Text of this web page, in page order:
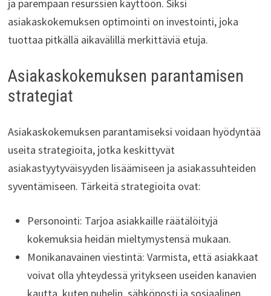
ja parempaan resurssien käyttöön. Siksi
asiakaskokemuksen optimointi on investointi, joka
tuottaa pitkällä aikavälillä merkittäviä etuja.
Asiakaskokemuksen parantamisen
strategiat
Asiakaskokemuksen parantamiseksi voidaan hyödyntää
useita strategioita, jotka keskittyvät
asiakastyytyväisyyden lisäämiseen ja asiakassuhteiden
syventämiseen. Tärkeitä strategioita ovat:
Personointi: Tarjoa asiakkaille räätälöityjä
kokemuksia heidän mieltymystensä mukaan.
Monikanavainen viestintä: Varmista, että asiakkaat
voivat olla yhteydessä yritykseen useiden kanavien